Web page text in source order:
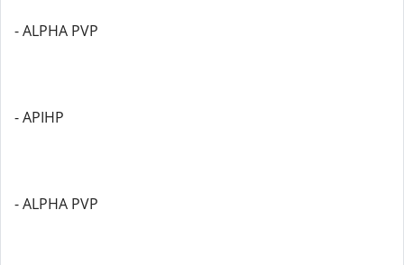
- ALPHA PVP
- APIHP
- ALPHA PVP